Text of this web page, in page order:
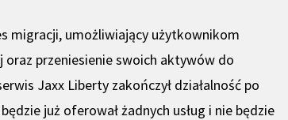
migracji, umożliwiający użytkownikom
przeniesienie swoich aktywów do
Jaxx Liberty zakończył działalność po
już oferował żadnych usług i nie będzie